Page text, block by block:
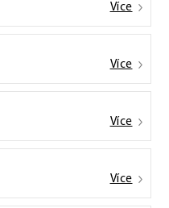
Více
Více
Více
Více